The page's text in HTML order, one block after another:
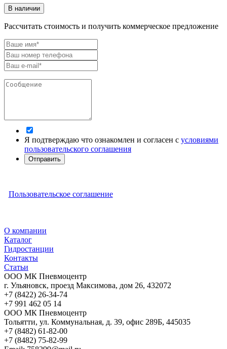
В наличии
Рассчитать стоимость и получить коммерческое предложение
Я подтверждаю что ознакомлен и согласен с условиями
пользовательского соглашения
Отправить
Пользовательское соглашение
О компании
Каталог
Гидростанции
Контакты
Статьи
ООО МК Пневмоцентр
г. Ульяновск, проезд Максимова, дом 26, 432072
+7 (8422) 26-34-74
+7 991 462 05 14
ООО МК Пневмоцентр
Тольятти, ул. Коммунальная, д. 39, офис 289Б, 445035
+7 (8482) 61-82-00
+7 (8482) 75-82-99